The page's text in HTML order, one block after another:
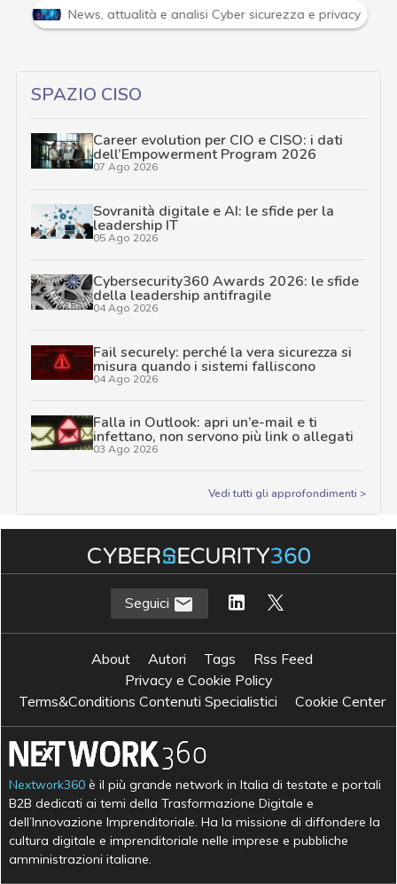
Attacchi hacker e Malware: le ultime news in tempo
SPAZIO CISO
Career evolution per CIO e CISO: i dati
dell’Empowerment Program 2026
07 Ago 2026
Sovranità digitale e AI: le sfide per la
leadership IT
05 Ago 2026
Cybersecurity360 Awards 2026: le sfide
della leadership antifragile
04 Ago 2026
Fail securely: perché la vera sicurezza si
misura quando i sistemi falliscono
04 Ago 2026
Falla in Outlook: apri un’e-mail e ti
infettano, non servono più link o allegati
03 Ago 2026
Vedi tutti gli approfondimenti >
Seguici
About Autori Tags
Rss Feed
Privacy e Cookie Policy
Terms&Conditions Contenuti Specialistici
Cookie Center
Nextwork360 è il più grande network in Italia di testate e portali
B2B dedicati ai temi della Trasformazione Digitale e
dell’Innovazione Imprenditoriale. Ha la missione di diffondere la
cultura digitale e imprenditoriale nelle imprese e pubbliche
amministrazioni italiane.